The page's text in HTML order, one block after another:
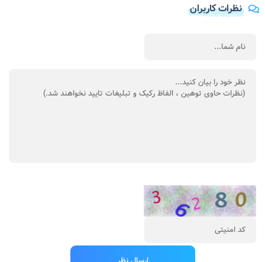
نظرات کاربران